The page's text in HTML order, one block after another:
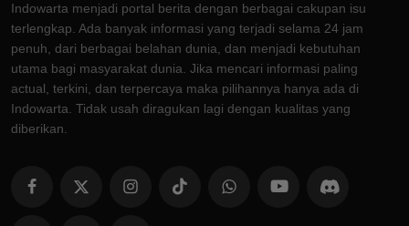
Indowarta menjadi portal berita dengan berbagai cakupan isu
terlengkap. Ada banyak informasi yang terjadi selama 24 jam
penuh, dari berbagai belahan dunia, dan menjadi kebutuhan
utama bagi masyarakat dunia. Jika mencari informasi paling
actual, terkini, dan terpercaya maka pilihannya hanya ada di
Indowarta. Tidak usah diragukan lagi dengan kualitas yang
diberikan.